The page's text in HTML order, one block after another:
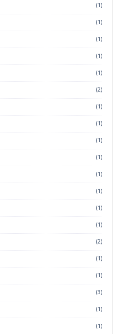
(1)
(1)
(1)
(1)
(1)
(2)
(1)
(1)
(1)
(1)
(1)
(1)
(1)
(1)
(2)
(1)
(1)
(3)
(1)
(1)